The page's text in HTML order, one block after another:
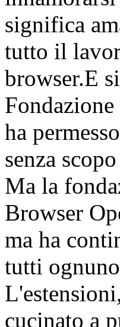
significa
tutto il
browser.E
ha
senza
Ma la
Browser
ma ha
tutti
cucinato a